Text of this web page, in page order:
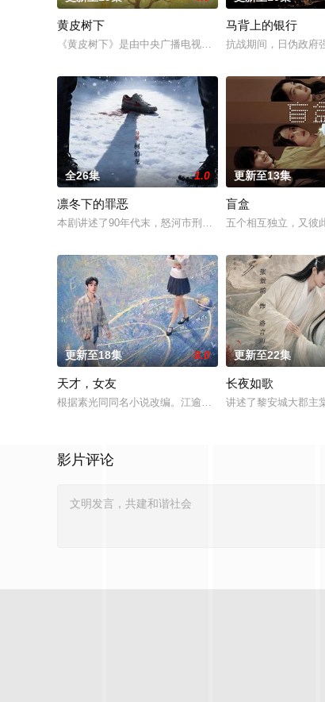
黄皮树下
《黄皮树下》是由中央广播电视总台农业农村节目中心联
马背上的银行
抗战期间，日伪政府
全26集 1.0
凛冬下的罪恶
本剧讲述了90年代末，怒河市刑侦支队在无普及监控、无
更新至13集
盲盒
五个相互独立，又彼
更新至18集 8.0
天才，女友
根据素光同同名小说改编。江逾白长大以后，林知夏忽然
更新至22集
长夜如歌
讲述了黎安城大郡主
影片评论